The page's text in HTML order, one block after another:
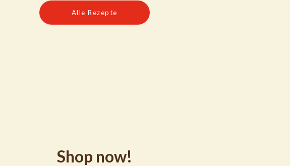
Alle Rezepte
Shop now!